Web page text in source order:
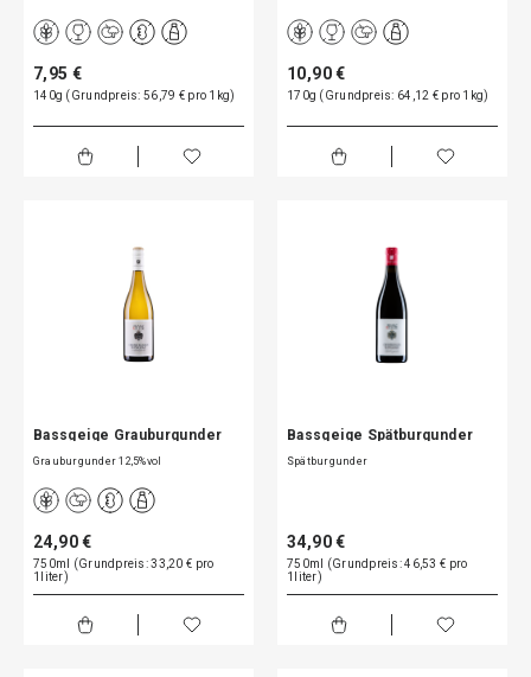
7,95 €
140g (Grundpreis: 56,79 € pro 1kg)
10,90 €
170g (Grundpreis: 64,12 € pro 1kg)
Bassgeige Grauburgunder
Grauburgunder 12,5%vol
24,90 €
750ml (Grundpreis: 33,20 € pro
1liter)
Bassgeige Spätburgunder
Spätburgunder
34,90 €
750ml (Grundpreis: 46,53 € pro
1liter)